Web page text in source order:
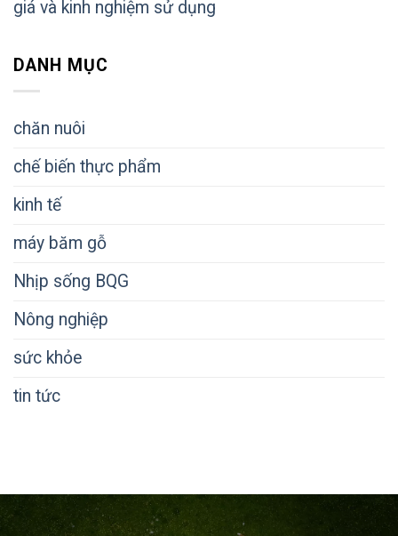
giá và kinh nghiệm sử dụng
DANH MỤC
chăn nuôi
chế biến thực phẩm
kinh tế
máy băm gỗ
Nhịp sống BQG
Nông nghiệp
sức khỏe
tin tức